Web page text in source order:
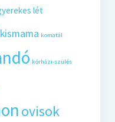
lét
kismama komatál
kórházi-szülés
ovisok